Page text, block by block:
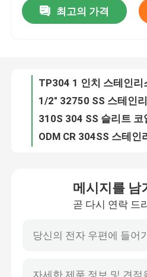
비디오
공장 투어
품질 관리
인용 을 요청 하십시오
녹슬지 않는 강철 시트 금속
스테인레스 스틸 금속 튜브
최고의 가격
메시지를 남
곧 다시 연락 드